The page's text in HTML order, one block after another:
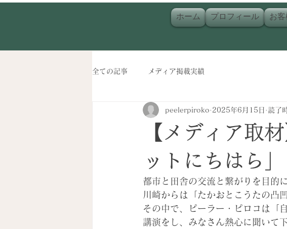
ホーム プロフィール お
全ての記事 メディア掲載実績
【メディア取
ットにちはら
peelerpiroko 2025年6月15日 読了
都市と田舎の交流と繋がりを目的
川崎からは「たかおとこうたの凸
その中で、ピーラー・ピロコは「
講演をし、みなさん熱心に聞いて